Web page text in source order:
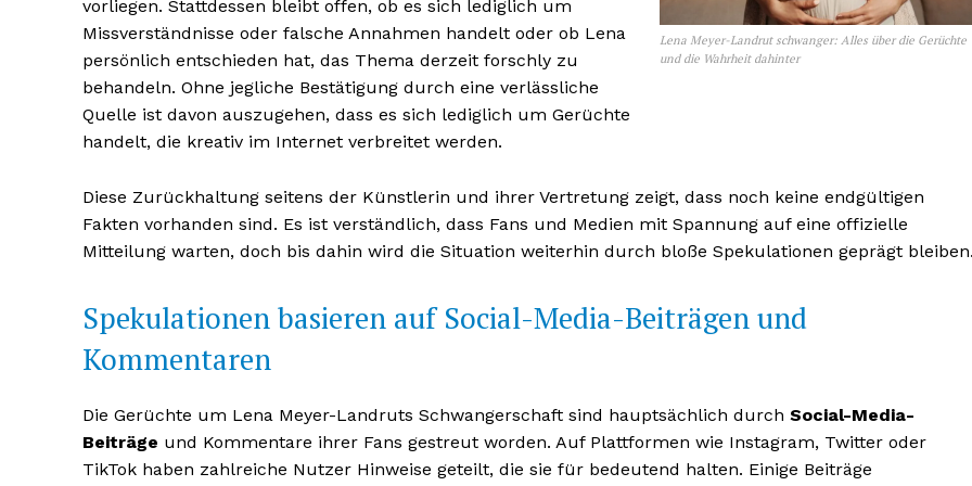
Lena Meyer-Landrut schwanger: Alles über die Gerüchte
und die Wahrheit dahinter
vorliegen. Stattdessen bleibt offen, ob es sich lediglich um
Missverständnisse oder falsche Annahmen handelt oder ob Lena
persönlich entschieden hat, das Thema derzeit forschly zu
behandeln. Ohne jegliche Bestätigung durch eine verlässliche
Quelle ist davon auszugehen, dass es sich lediglich um Gerüchte
handelt, die kreativ im Internet verbreitet werden.
Diese Zurückhaltung seitens der Künstlerin und ihrer Vertretung zeigt, dass noch keine endgültigen
Fakten vorhanden sind. Es ist verständlich, dass Fans und Medien mit Spannung auf eine offizielle
Mitteilung warten, doch bis dahin wird die Situation weiterhin durch bloße Spekulationen geprägt
Spekulationen basieren auf Social-Media-Beiträgen und
Kommentaren
Die Gerüchte um Lena Meyer-Landruts Schwangerschaft sind hauptsächlich durch Social-Media-
Beiträge und Kommentare ihrer Fans gestreut worden. Auf Plattformen wie Instagram, Twitter oder
TikTok haben zahlreiche Nutzer Hinweise geteilt, die sie für bedeutend halten. Einige Beiträge